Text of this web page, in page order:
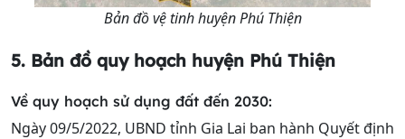
Bản đồ vệ tinh huyện Phú Thiện
5. Bản đồ quy hoạch huyện Phú Thiện
Về quy hoạch sử dụng đất đến 2030:
Ngày 09/5/2022, UBND tỉnh Gia Lai ban hành Quyết định